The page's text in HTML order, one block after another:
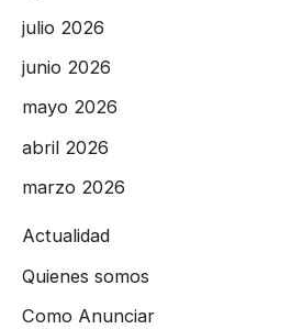
julio 2026
junio 2026
mayo 2026
abril 2026
marzo 2026
Actualidad
Quienes somos
Como Anunciar